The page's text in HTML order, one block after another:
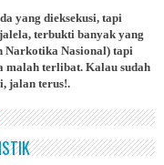
yang dieksekusi, tapi
terbukti banyak yang
Narkotika Nasional) tapi
malah terlibat. Kalau sudah
jalan terus!.